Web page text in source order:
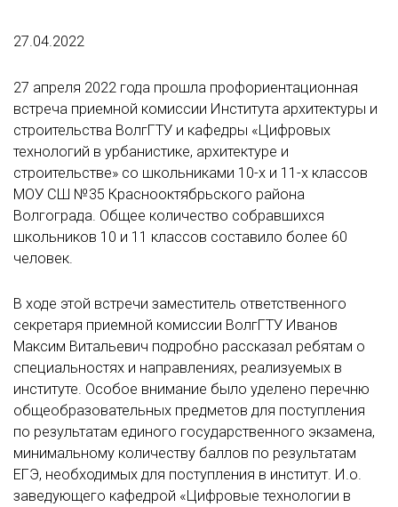
27.04.2022
27 апреля 2022 года прошла профориентационная
встреча приемной комиссии Института архитектуры и
строительства ВолгГТУ и кафедры «Цифровых
технологий в урбанистике, архитектуре и
строительстве» со школьниками 10-х и 11-х классов
МОУ СШ №35 Краснооктябрьского района
Волгограда. Общее количество собравшихся
школьников 10 и 11 классов составило более 60
человек.
В ходе этой встречи заместитель ответственного
секретаря приемной комиссии ВолгГТУ Иванов
Максим Витальевич подробно рассказал ребятам о
специальностях и направлениях, реализуемых в
институте. Особое внимание было уделено перечню
общеобразовательных предметов для поступления
по результатам единого государственного экзамена,
минимальному количеству баллов по результатам
ЕГЭ, необходимых для поступления в институт. И.о.
заведующего кафедрой «Цифровые технологии в